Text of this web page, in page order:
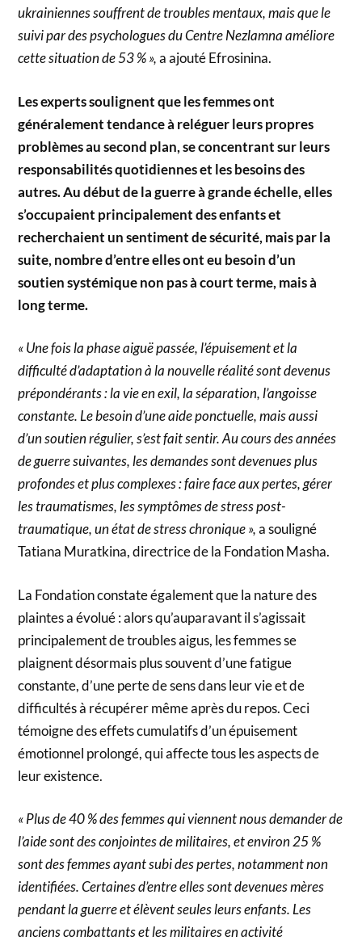
ukrainiennes souffrent de troubles mentaux, mais que le
suivi par des psychologues du Centre Nezlamna améliore
cette situation de 53 % »,a ajouté Efrosinina.
Les experts soulignent que les femmes ont
généralement tendance à reléguer leurs propres
problèmes au second plan, se concentrant sur leurs
responsabilités quotidiennes et les besoins des
autres. Au début de la guerre à grande échelle, elles
s’occupaient principalement des enfants et
recherchaient un sentiment de sécurité, mais par la
suite, nombre d’entre elles ont eu besoin d’un
soutien systémique non pas à court terme, mais à
long terme.
« Une fois la phase aiguë passée, l’épuisement et la
difficulté d’adaptation à la nouvelle réalité sont devenus
prépondérants : la vie en exil, la séparation, l’angoisse
constante. Le besoin d’une aide ponctuelle, mais aussi
d’un soutien régulier, s’est fait sentir. Au cours des années
de guerre suivantes, les demandes sont devenues plus
profondes et plus complexes : faire face aux pertes, gérer
les traumatismes, les symptômes de stress post-
traumatique, un état de stress chronique »,a souligné
Tatiana Muratkina, directrice de la Fondation Masha.
La Fondation constate également que la nature des
plaintes a évolué : alors qu’auparavant il s’agissait
principalement de troubles aigus, les femmes se
plaignent désormais plus souvent d’une fatigue
constante, d’une perte de sens dans leur vie et de
difficultés à récupérer même après du repos. Ceci
témoigne des effets cumulatifs d’un épuisement
émotionnel prolongé, qui affecte tous les aspects de
leur existence.
« Plus de 40 % des femmes qui viennent nous demander de
l’aide sont des conjointes de militaires, et environ 25 %
sont des femmes ayant subi des pertes, notamment non
identifiées. Certaines d’entre elles sont devenues mères
pendant la guerre et élèvent seules leurs enfants. Les
anciens combattants et les militaires en activité